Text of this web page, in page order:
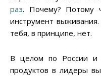
раз. Почему? Потому
инструмент
тебя, в принципе, нет.
В целом по России и
продуктов в лидеры